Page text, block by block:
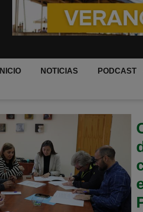
INICIO NOTICIAS PODCAST